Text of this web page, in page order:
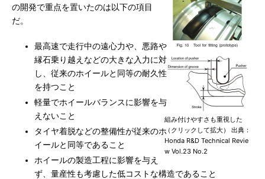
組み付けやすさも重視した
（クリックして拡大） 出典：
Honda R&D Technical Revie
w Vol.23 No.2
の開発で重点を置いたのは以下の項目
だ。
最高速で走行中の遠心力や、悪路や
縁石乗り越えなどの大きな入力に対
し、従来のホイールと同等の耐久性
を持つこと
軽量でホイールバランスに影響を与
えないこと
タイヤ着脱などの整備性が従来のホ
イールと同等であること
ホイールの製造工程に影響を与え
ず、量産性も考慮した低コストな構造であること